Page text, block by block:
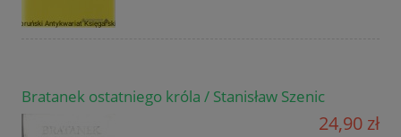
Bratanek ostatniego króla / Stanisław Szenic
24,90 zł